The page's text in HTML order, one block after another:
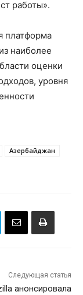
работы».
платформа
наиболее
оценки
уровня
Азербайджан
Следующая статья
анонсировала